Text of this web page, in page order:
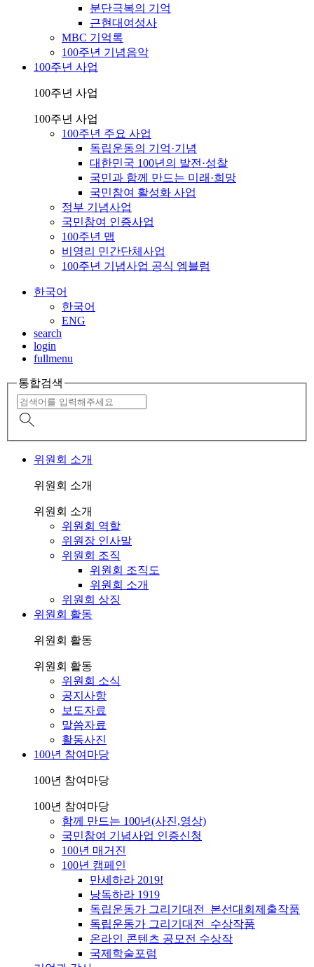
분단극복의 기억
근현대여성사
MBC 기억록
100주년 기념음악
100주년 사업
100주년 사업
100주년 사업
100주년 주요 사업
독립운동의 기억·기념
대한민국 100년의 발전·성찰
국민과 함께 만드는 미래·희망
국민참여 활성화 사업
정부 기념사업
국민참여 인증사업
100주년 맵
비영리 민간단체사업
100주년 기념사업 공식 엠블럼
한국어
한국어
ENG
search
login
fullmenu
통합검색
위원회 소개
위원회 소개
위원회 소개
위원회 역할
위원장 인사말
위원회 조직
위원회 조직도
위원회 소개
위원회 상징
위원회 활동
위원회 활동
위원회 활동
위원회 소식
공지사항
보도자료
말씀자료
활동사진
100년 참여마당
100년 참여마당
100년 참여마당
함께 만드는 100년(사진,영상)
국민참여 기념사업 인증신청
100년 매거진
100년 캠페인
만세하라 2019!
낭독하라 1919
독립운동가 그리기대전_본선대회제출작품
독립운동가 그리기대전_수상작품
온라인 콘텐츠 공모전 수상작
국제학술포럼